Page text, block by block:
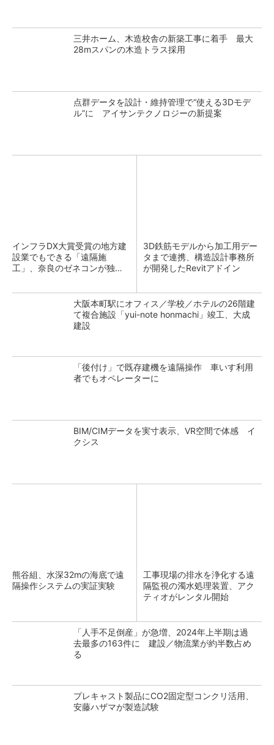
三井ホーム、木造校舎の新築工事に着手 最大
28mスパンの木造トラス採用
点群データを設計・維持管理で“使える3Dモデ
ル”に アイサンテクノロジーの新提案
インフラDX大賞受賞の地方建
設業でもできる「遠隔施
工」、奈良のゼネコンが独自
3D鉄筋モデルから加工用デー
タまで連携、構造設計事務所
が開発したRevitアドイン
大阪本町駅にオフィス／学校／ホテルの26階建
て複合施設「yui-note honmachi」竣工、大成
建設
「後付け」で既存建機を遠隔操作 車いす利用
者でもオペレーターに
BIM/CIMデータを実寸表示、VR空間で体感 イ
クシス
熊谷組、水深32mの海底で遠
隔操作システムの実証実験
工事現場の排水を浄化する遠
隔監視の濁水処理装置、アク
ティオがレンタル開始
「人手不足倒産」が急増、2024年上半期は過
去最多の163件に 建設／物流業が約半数占め
る
プレキャスト製品にCO2固定型コンクリ活用、
安藤ハザマが製造試験